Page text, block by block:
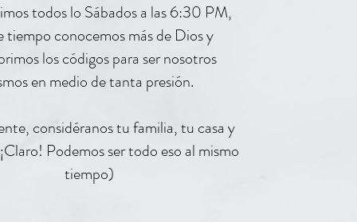
todos lo Sábados a las 6:30 PM,
tiempo conocemos más de Dios y
los códigos para ser nosotros
en medio de tanta presión.
considéranos tu familia, tu casa y
Podemos ser todo eso al mismo
tiempo)